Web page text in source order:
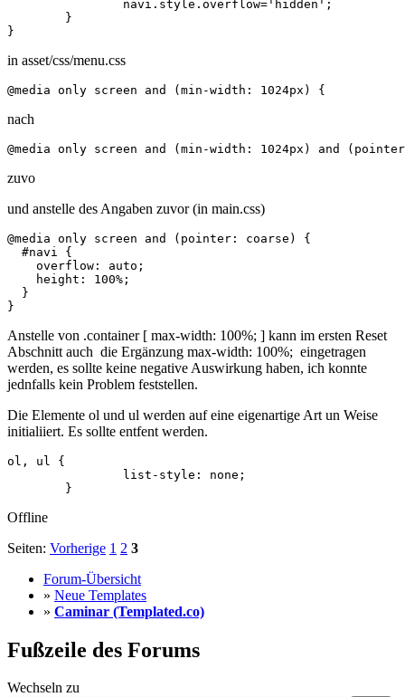
}
in asset/css/menu.css
nach
@media only screen and (min-width: 1024px) and
zuvo
und anstelle des Angaben zuvor (in main.css)
@media only screen and (pointer: coarse) {
  #navi {
    overflow: auto;
    height: 100%;
  }
}
Anstelle von .container [ max-width: 100%; ] kann im ersten Reset
Abschnitt auch die Ergänzung max-width: 100%; eingetragen
werden, es sollte keine negative Auswirkung haben, ich konnte
jednfalls kein Problem feststellen.
Die Elemente ol und ul werden auf eine eigenartige Art un Weise
initialiiert. Es sollte entfent werden.
ol, ul {
	}
Offline
Seiten: Vorherige 1 2 3
Forum-Übersicht
» Neue Templates
» Caminar (Templated.co)
Fußzeile des Forums
Wechseln zu